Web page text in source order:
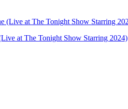
at The Tonight Show Starring 2024)